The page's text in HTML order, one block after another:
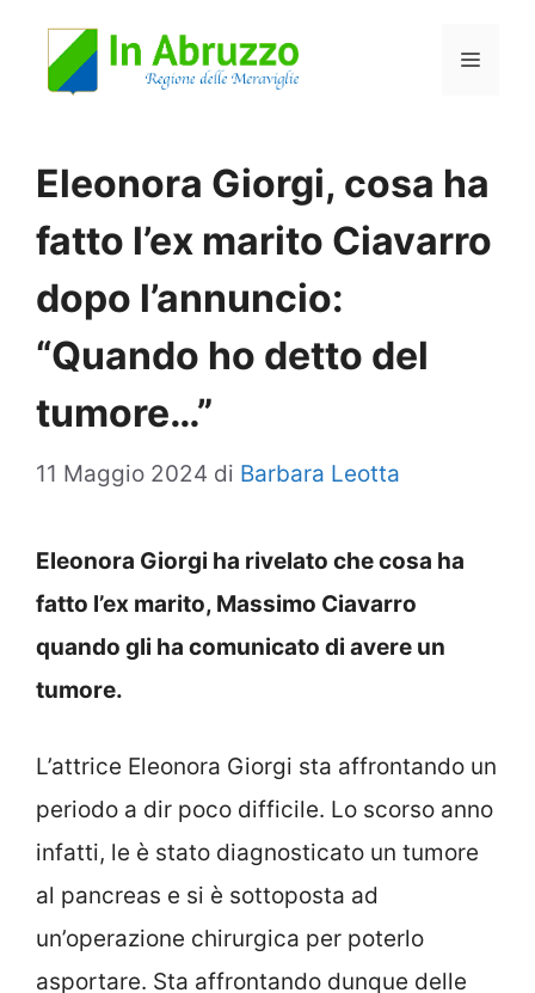
Menu
Eleonora Giorgi, cosa ha
fatto l’ex marito Ciavarro
dopo l’annuncio:
“Quando ho detto del
tumore…”
11 Maggio 2024 di Barbara Leotta
Eleonora Giorgi ha rivelato che cosa ha
fatto l’ex marito, Massimo Ciavarro
quando gli ha comunicato di avere un
tumore.
L’attrice Eleonora Giorgi sta affrontando un
periodo a dir poco difficile. Lo scorso anno
infatti, le è stato diagnosticato un tumore
al pancreas e si è sottoposta ad
un’operazione chirurgica per poterlo
asportare. Sta affrontando dunque delle